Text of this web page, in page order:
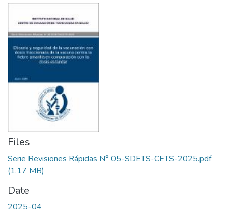
Files
Serie Revisiones Rápidas N° 05-SDETS-CETS-2025.pdf
(1.17 MB)
Date
2025-04